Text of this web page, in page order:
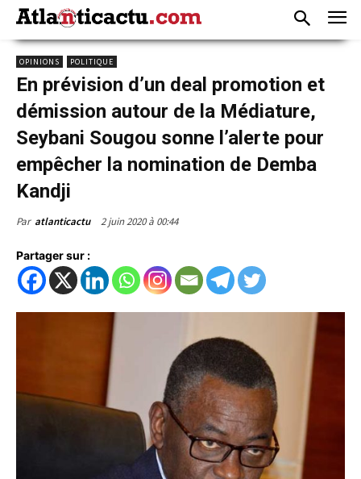
OPINIONS POLITIQUE
En prévision d’un deal promotion et
démission autour de la Médiature,
Seybani Sougou sonne l’alerte pour
empêcher la nomination de Demba
Kandji
Par atlanticactu 2 juin 2020 à 00:44
Partager sur :